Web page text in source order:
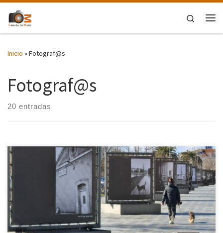
Saltar al contenido
Search
Inicio »Fotograf@s
Fotograf@s
20 entradas